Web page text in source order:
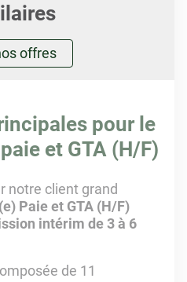
offres
pour le
et GTA (H/F)
notre client grand
Paie et GTA (H/F)
intérim de 3 à 6
de 11